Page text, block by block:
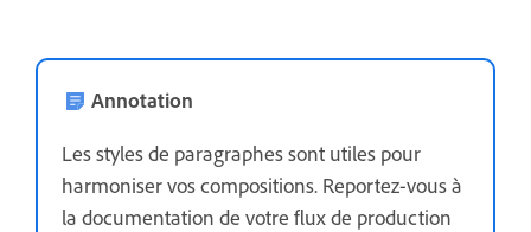
Annotation
Les styles de paragraphes sont utiles pour
harmoniser vos compositions. Reportez-vous à
la documentation de votre flux de production